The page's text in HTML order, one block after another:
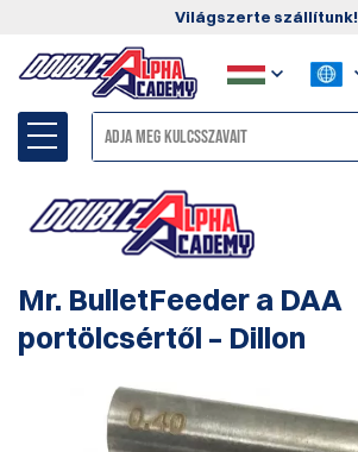
Világszerte szállítunk!
Mr. BulletFeeder a DAA
portölcsértől – Dillon